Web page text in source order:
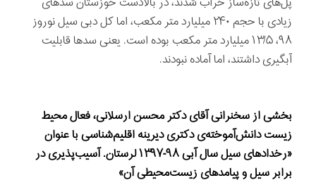
زیادی با حجم ۲۴۰ میلیارد متر مکعب، اما کل دبی سیل نوروز
۹۸، ۱۳/۵ میلیارد متر مکعب بوده است. یعنی سدها قابلیت
آبگیری داشتند، اما آماده نبودند.
بخشی از سخنرانى آقای دکتر محسن ارسلانی، فعال محیط
زیست دانش‌آموخته‌ی دکتری دیرینه‌ اقلیم‌شناسی با عنوان
«رخدادهای سیل سال آبی ۹۸-۱۳۹۷ لرستان. آسیب‌پذیری در
برابر سیل و پیامدهای زیست‌محیطی آن»